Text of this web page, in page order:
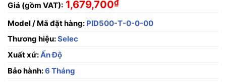
Giá (gồm VAT): 1,679,700₫
Model / Mã đặt hàng: PID500-T-0-0-00
Thương hiệu:Selec
Xuất xứ:Ấn Độ
Bảo hành:6 Tháng